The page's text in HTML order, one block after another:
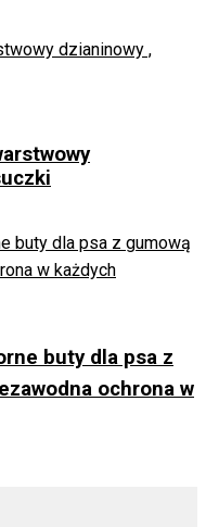
buty dla psa z
ochrona w